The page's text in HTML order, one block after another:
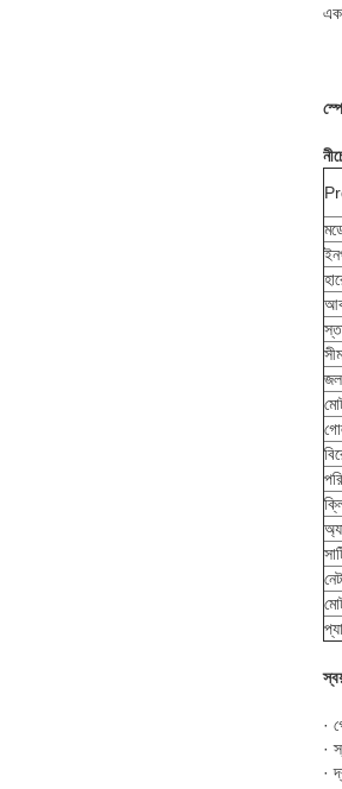
·
·
·